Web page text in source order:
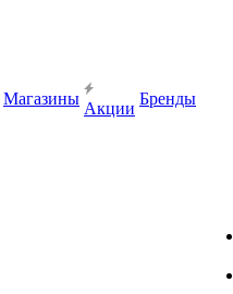
Магазины
Акции
Бренды